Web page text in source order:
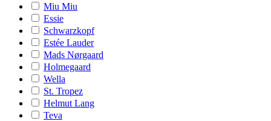
Miu Miu
Essie
Schwarzkopf
Estée Lauder
Mads Nørgaard
Holmegaard
Wella
St. Tropez
Helmut Lang
Teva